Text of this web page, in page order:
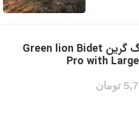
بیده پرو با مخزن آب بزرگ گرین Green lion Bidet
Pro with
تومان